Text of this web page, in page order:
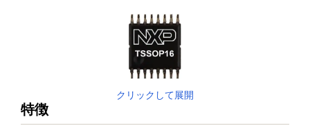
クリックして展開
特徴